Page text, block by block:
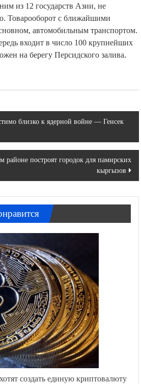
из 12 государств Азии, не
Товарооборот с ближайшими
автомобильным транспортом.
входит в число 100 крупнейших
на берегу Персидского залива.
близко к ядерной войне — Генсек
районе построят городок для памирских
кыргызов
создать единую криптовалюту